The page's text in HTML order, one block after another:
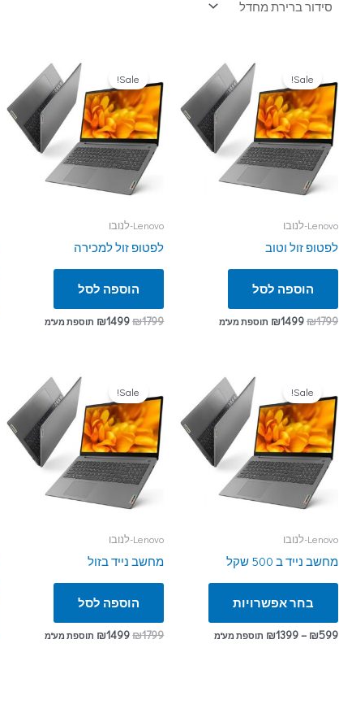
Sale!
Lenovo-לנובו
לפטופ זול וטוב
הוספה לסל
₪1799
₪1499 תוספת מע"מ
Sale!
Lenovo-לנובו
לפטופ זול למכירה
הוספה לסל
₪1799
₪1499 תוספת מע"מ
Sale!
Lenovo-לנובו
מחשב נייד ב 500 שקל
בחר אפשרויות
₪599
–
₪1399 תוספת מע"מ
Sale!
Lenovo-לנובו
מחשב נייד בזול
הוספה לסל
₪1799
₪1499 תוספת מע"מ